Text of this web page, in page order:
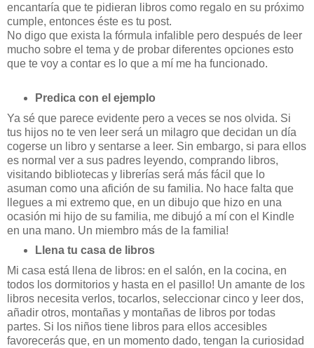
encantaría que te pidieran libros como regalo en su próximo
cumple, entonces éste es tu post.
No digo que exista la fórmula infalible pero después de leer
mucho sobre el tema y de probar diferentes opciones esto
que te voy a contar es lo que a mí me ha funcionado.
Predica con el ejemplo
Ya sé que parece evidente pero a veces se nos olvida. Si
tus hijos no te ven leer será un milagro que decidan un día
cogerse un libro y sentarse a leer. Sin embargo, si para ellos
es normal ver a sus padres leyendo, comprando libros,
visitando bibliotecas y librerías será más fácil que lo
asuman como una afición de su familia. No hace falta que
llegues a mi extremo que, en un dibujo que hizo en una
ocasión mi hijo de su familia, me dibujó a mí con el Kindle
en una mano. Un miembro más de la familia!
Llena tu casa de libros
Mi casa está llena de libros: en el salón, en la cocina, en
todos los dormitorios y hasta en el pasillo! Un amante de los
libros necesita verlos, tocarlos, seleccionar cinco y leer dos,
añadir otros, montañas y montañas de libros por todas
partes. Si los niños tiene libros para ellos accesibles
favorecerás que, en un momento dado, tengan la curiosidad